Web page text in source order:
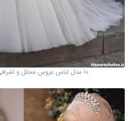
10 مدل لباس عروس مجلل و اشرافی مدل پرنسسی